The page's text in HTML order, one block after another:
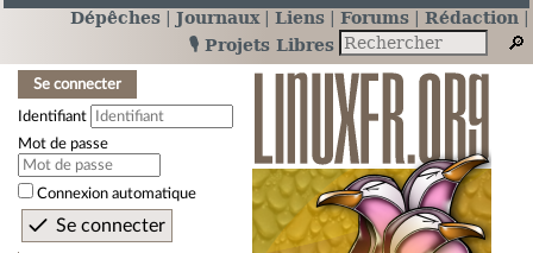
Dépêches Journaux Liens Forums
Rédaction
🎙️ Projets Libres
Se connecter
Identifiant
Mot de passe
Connexion automatique